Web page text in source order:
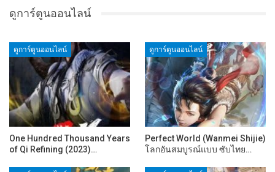
ดูการ์ตูนออนไลน์
ดูการ์ตูนออนไลน์
One Hundred Thousand Years
of Qi Refining (2023)…
ดูการ์ตูนออนไลน์
Perfect World (Wanmei Shijie)
โลกอันสมบูรณ์แบบ ซับไทย…